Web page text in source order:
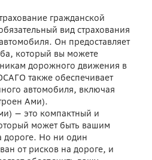
гражданской
вид страхования
Он предоставляет
который вы можете
дорожного движения в
также обеспечивает
автомобиля, включая
Ами).
— это компактный и
может быть вашим
дороге. Но ни один
от рисков на дороге, и